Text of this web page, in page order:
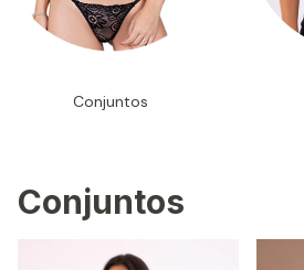
Conjuntos
Conjuntos